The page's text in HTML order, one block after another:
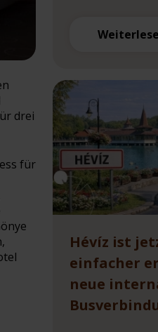
drei
für
Hévíz ist
einfacher
neue